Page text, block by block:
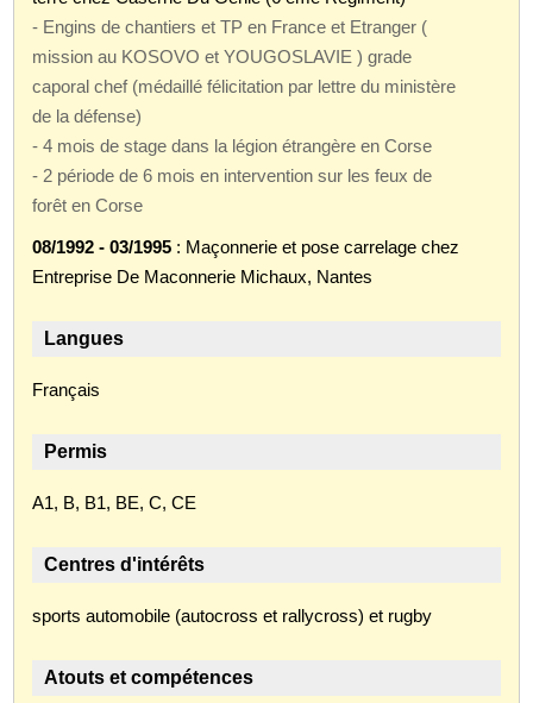
- Engins de chantiers et TP en France et Etranger (
mission au KOSOVO et YOUGOSLAVIE ) grade
caporal chef (médaillé félicitation par lettre du ministère
de la défense)
- 4 mois de stage dans la légion étrangère en Corse
- 2 période de 6 mois en intervention sur les feux de
forêt en Corse
08/1992 - 03/1995 : Maçonnerie et pose carrelage chez
Entreprise De Maconnerie Michaux, Nantes
Langues
Français
Permis
A1, B, B1, BE, C, CE
Centres d'intérêts
sports automobile (autocross et rallycross) et rugby
Atouts et compétences